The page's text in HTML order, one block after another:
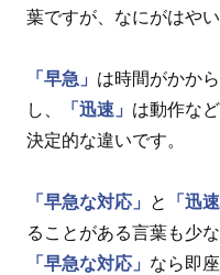
葉ですが、なにがはや
「早急」 は時間がかか
し、
「迅速」 は動作な
決定的な違いです。
「早急な対応」 と 「迅
ることがある言葉も少
「早急な対応」 なら即